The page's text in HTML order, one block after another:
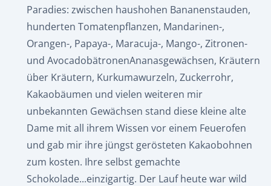
Paradies: zwischen haushohen Bananenstauden,
hunderten Tomatenpflanzen, Mandarinen-,
Orangen-, Papaya-, Maracuja-, Mango-, Zitronen-
und AvocadobätronenAnanasgewächsen, Kräutern
über Kräutern, Kurkumawurzeln, Zuckerrohr,
Kakaobäumen und vielen weiteren mir
unbekannten Gewächsen stand diese kleine alte
Dame mit all ihrem Wissen vor einem Feuerofen
und gab mir ihre jüngst gerösteten Kakaobohnen
zum kosten. Ihre selbst gemachte
Schokolade...einzigartig. Der Lauf heute war wild